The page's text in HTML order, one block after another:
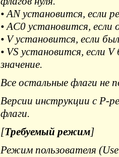
• AN установится, если
• AC0 установится, если
• V установится, если
• VS установится, если
значение.
Все остальные флаги не
Версии инструкции с P-
флаги.
[Требуемый режим]
Режим пользователя